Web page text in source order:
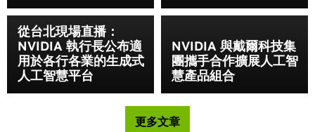
從台北現場直播：
NVIDIA 執行長公布適
用於各行各業的生成式
人工智慧平台
NVIDIA 與戴爾科技集
團攜手合作擴展人工智
慧產品組合
更多文章